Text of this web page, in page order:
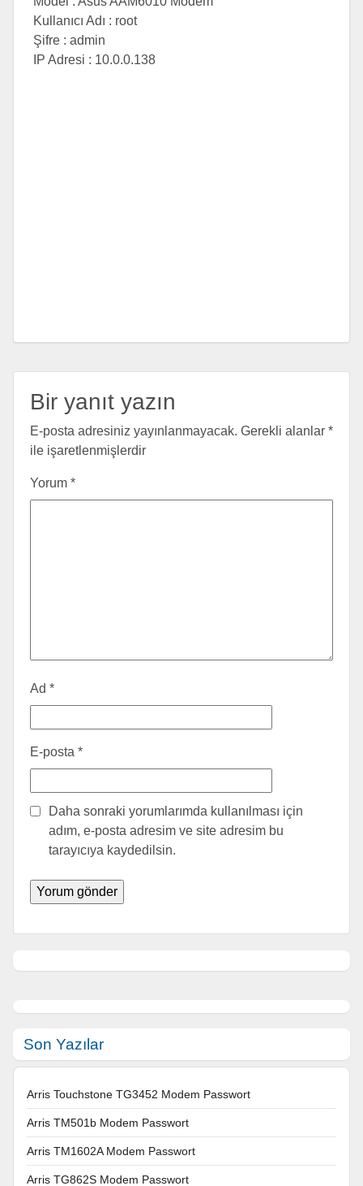
Kullanıcı Adı : root
Şifre : admin
IP Adresi : 10.0.0.138
Bir yanıt yazın
E-posta adresiniz yayınlanmayacak. Gerekli alanlar *
ile işaretlenmişlerdir
Yorum *
Ad *
E-posta *
Daha sonraki yorumlarımda kullanılması için
adım, e-posta adresim ve site adresim bu
tarayıcıya kaydedilsin.
Son Yazılar
Arris Touchstone TG3452 Modem Passwort
Arris TM501b Modem Passwort
Arris TM1602A Modem Passwort
Arris TG862S Modem Passwort